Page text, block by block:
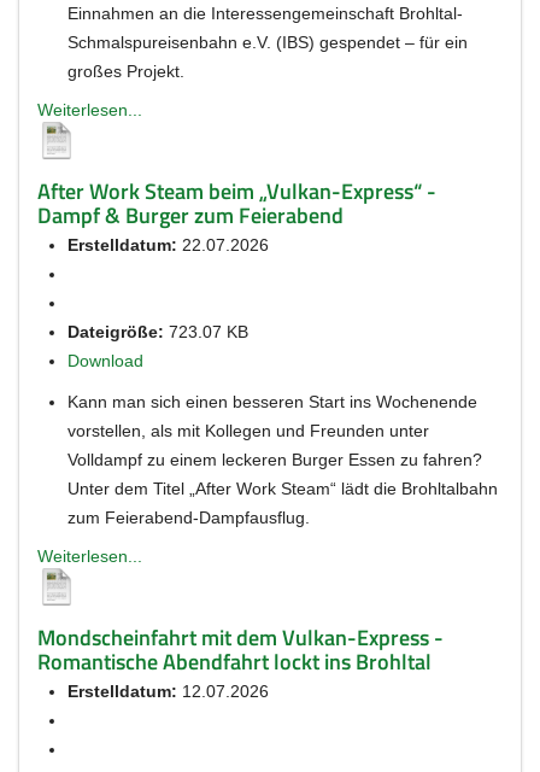
Einnahmen an die Interessengemeinschaft Brohltal-
Schmalspureisenbahn e.V. (IBS) gespendet – für ein
großes Projekt.
Weiterlesen...
After Work Steam beim „Vulkan-Express“ -
Dampf & Burger zum Feierabend
Erstelldatum: 22.07.2026
Dateigröße: 723.07 KB
Download
Kann man sich einen besseren Start ins Wochenende
vorstellen, als mit Kollegen und Freunden unter
Volldampf zu einem leckeren Burger Essen zu fahren?
Unter dem Titel „After Work Steam“ lädt die Brohltalbahn
zum Feierabend-Dampfausflug.
Weiterlesen...
Mondscheinfahrt mit dem Vulkan-Express -
Romantische Abendfahrt lockt ins Brohltal
Erstelldatum: 12.07.2026